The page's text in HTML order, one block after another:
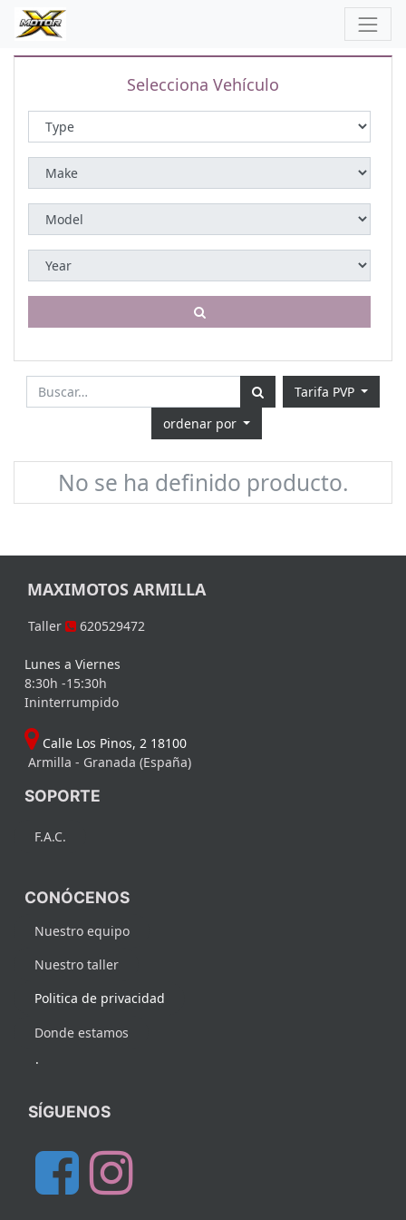
Selecciona Vehículo
Tarifa PVP
ordenar por
No se ha definido producto.
MAXIMOTOS ARMILLA
Taller 620529472
Lunes a Viernes
8:30h -15:30h
Ininterrumpido
Calle Los Pinos, 2 18100
Armilla - Granada (España)
SOPORTE
F.A.C.
CONÓCENOS
Nuestro equipo
Nuestro taller
Politica de privacidad
Donde estamos
.
SÍGUENOS